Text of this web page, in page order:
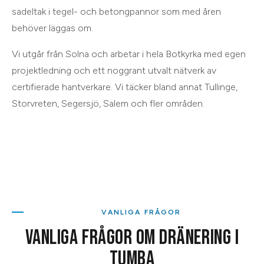
sadeltak i tegel- och betongpannor som med åren
behöver läggas om.
Vi utgår från Solna och arbetar i hela Botkyrka med egen
projektledning och ett noggrant utvalt nätverk av
certifierade hantverkare. Vi täcker bland annat Tullinge,
Storvreten, Segersjö, Salem och fler områden.
VANLIGA FRÅGOR
VANLIGA FRÅGOR OM DRÄNERING I